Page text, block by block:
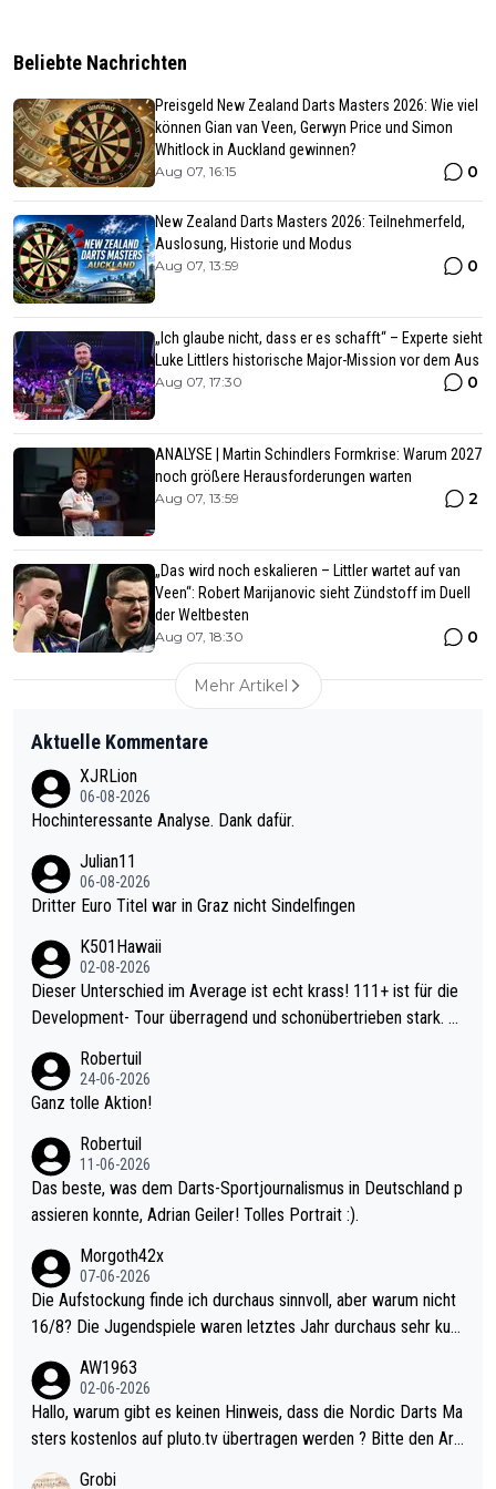
Beliebte Nachrichten
Preisgeld New Zealand Darts Masters 2026: Wie viel
können Gian van Veen, Gerwyn Price und Simon
Whitlock in Auckland gewinnen?
Aug 07, 16:15 0
New Zealand Darts Masters 2026: Teilnehmerfeld,
Auslosung, Historie und Modus
Aug 07, 13:59 0
„Ich glaube nicht, dass er es schafft“ – Experte sieht
Luke Littlers historische Major-Mission vor dem Aus
Aug 07, 17:30 0
ANALYSE | Martin Schindlers Formkrise: Warum 2027
noch größere Herausforderungen warten
Aug 07, 13:59 2
„Das wird noch eskalieren – Littler wartet auf van
Veen“: Robert Marijanovic sieht Zündstoff im Duell
der Weltbesten
Aug 07, 18:30 0
Mehr Artikel
Aktuelle Kommentare
XJRLion
06-08-2026
Hochinteressante Analyse. Dank dafür.
Julian11
06-08-2026
Dritter Euro Titel war in Graz nicht Sindelfingen
K501Hawaii
02-08-2026
Dieser Unterschied im Average ist echt krass! 111+ ist für die
Development- Tour überragend und schonübertrieben stark. U
mal 40+ erst recht. Da gewinnst keinen Blumentopf - ist ja noc
h krasser wie ein Pokalspiel eines Kreisligisten vs einem Bund
Robertuil
24-06-2026
Ganz tolle Aktion!
Robertuil
11-06-2026
Das beste, was dem Darts-Sportjournalismus in Deutschland p
assieren konnte, Adrian Geiler! Tolles Portrait :).
Morgoth42x
07-06-2026
Die Aufstockung finde ich durchaus sinnvoll, aber warum nicht
16/8? Die Jugendspiele waren letztes Jahr durchaus sehr kurz
Allerdings ist Mitchell Lawrie als Nummer 1 der Welt eh qualifi
ziert. Somit ändert die automatische Qualifikation des Weltmei
sters erstmal nichts. Ich denke sie wollen damit für nächstes J
AW1963
02-06-2026
Hallo, warum gibt es keinen Hinweis, dass die Nordic Darts Ma
sters kostenlos auf pluto.tv übertragen werden ? Bitte den Arti
Grobi